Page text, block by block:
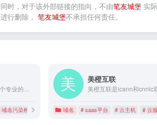
时，对于该外部链接的指向，不由笔友城堡 实
行删除， 笔友城堡不承担任何责任。
域名污染检测
美橙互联
域名 # saas平台 # 云主机 # 云